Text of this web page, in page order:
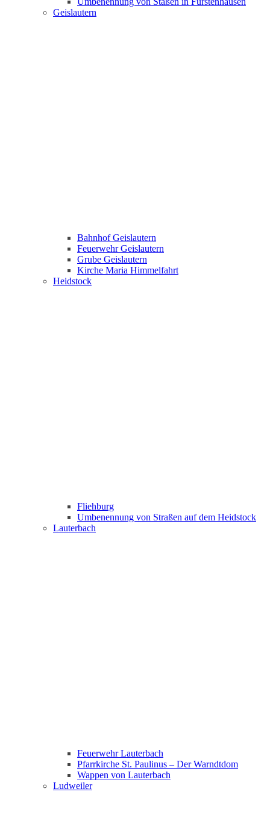
Geislautern
Bahnhof Geislautern
Feuerwehr Geislautern
Grube Geislautern
Kirche Maria Himmelfahrt
Heidstock
Fliehburg
Umbenennung von Straßen auf dem Heidstock
Lauterbach
Feuerwehr Lauterbach
Pfarrkirche St. Paulinus – Der Warndtdom
Wappen von Lauterbach
Ludweiler